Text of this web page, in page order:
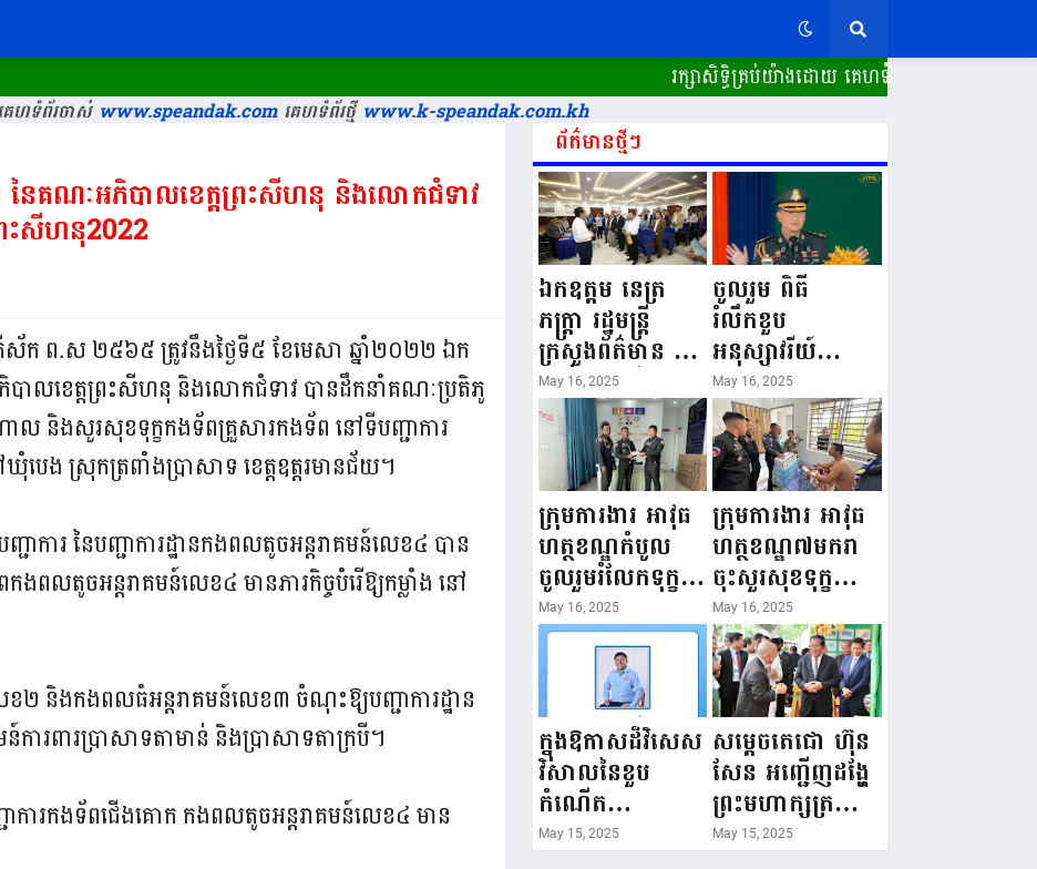
រក្សាសិទ្ធិគ្រប់យ៉ាងដោយ គេហទំព័រ ស្ពានដែក​
េហទំព័រចាស់www.speandak.comគេហទំព័រថ្មីwww.k-speandak.com.kh
នៃគណៈអភិបាលខេត្តព្រះសីហនុ និងលោកជំទាវ
ះសីហនុ2022
វ ត្រីស័ក ព.ស ២៥៦៥ ត្រូវនឹងថ្ងៃទី៥ ខែមេសា ឆ្នាំ២០២២ ឯក
បាលខេត្តព្រះសីហនុ និងលោកជំទាវ បានដឹកនាំគណៈប្រតិភូ
និងសួរសុខទុក្ខកងទ័ពគ្រួសារកងទ័ព នៅទីបញ្ជាការ
េង ស្រុកត្រពាំងប្រាសាទ ខេត្តឧត្តរមានជ័យ។
ារ នៃបញ្ជាការដ្ឋានកងពលតូចអន្តរាគមន៍លេខ៤ បាន
ពលតូចអន្តរាគមន៍លេខ៤ មានភារកិច្ចបំរើឱ្យកម្លាំង នៅ
ខ២ និងកងពលធំអន្តរាគមន៍លេខ៣ ចំណុះឱ្យបញ្ជាការដ្ឋាន
ន៍ការពារប្រាសាទតាមាន់ និងប្រាសាទតាក្របី។
ាការកងទ័ពជើងគោក កងពលតូចអន្តរាគមន៍លេខ៤ មាន
ព័ត៌មានថ្មីៗ
ឯកឧត្តម នេត្រ
ភក្ត្រា រដ្ឋមន្ត្រី
ក្រសួងព័ត៌មាន នៅ
រសៀលថ្ងៃទី១៦ ខែ
ឧសភា
ឆ្នាំ២០២៥នេះ
បានអញ្ជើញចុះធ្វើ
ជំរឿនថ្នាក់ដឹកនាំ
មន្ត្រីរាជការស៉ីវិល
នៃក្រសួងព័ត៌មាន...
May 16, 2025
ចូលរួម ពិធី
រំលឹកខួប
អនុស្សាវរីយ៍
លើកទី៨០ ថ្ងៃ
កំណើតនគរបាល
ជាតិកម្ពុជា “១៦
ឧសភា ១៩៤៥ ~
១៦ ឧសភា
២០២៥”...
May 16, 2025
ក្រុមការងារ អាវុធ
ហត្ថខណ្ឌកំបូល
ចូលរួមរំលែកទុក្ខ
ដល់គ្រួសារ
សមាជិក ដែល
ឪពុកក្មេករបស់
លោកទទួលមរណៈ
ភាព!
May 16, 2025
ក្រុមការងារ អាវុធ
ហត្ថខណ្ឌ៧មករា
ចុះសួរសុខទុក្ខ
សមាជិក ដែលជួប
គ្រោះថ្នាក់
ចរាចរណ៍ កំពុង
សម្រាកព្យាបាល
នៅមន្ទីរពេទ្យ!
May 16, 2025
ក្នុងឱកាសដ៏វិសេស
វិសាលនៃខួប
កំណើត
គម្រប់ខួប៤៤
May 15, 2025
សម្តេចតេជោ ហ៊ុន
សែន អញ្ជើញដង្ហែ
ព្រះមហាក្សត្រ
យាងទតការតាំង
May 15, 2025